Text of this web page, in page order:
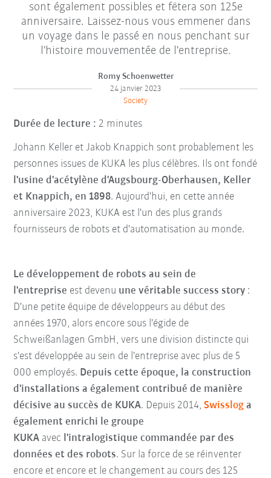
sont également possibles et fêtera son 125e
anniversaire. Laissez-nous vous emmener dans
un voyage dans le passé en nous penchant sur
l'histoire mouvementée de l'entreprise.
Romy Schoenwetter
24 janvier 2023
Society
Durée de lecture : 2 minutes
Johann Keller et Jakob Knappich sont probablement les
personnes issues de KUKA les plus célèbres. Ils ont fondé
l'usine d'acétylène d'Augsbourg-Oberhausen, Keller
et Knappich, en 1898. Aujourd'hui, en cette année
anniversaire 2023, KUKA est l'un des plus grands
fournisseurs de robots et d'automatisation au monde.
Le développement de robots au sein de
l'entreprise est devenu une véritable success story :
D'une petite équipe de développeurs au début des
années 1970, alors encore sous l'égide de
Schweißanlagen GmbH, vers une division distincte qui
s'est développée au sein de l'entreprise avec plus de 5
000 employés. Depuis cette époque, la construction
d'installations a également contribué de manière
décisive au succès de KUKA. Depuis 2014,Swisslog a
également enrichi le groupe
KUKA avec l'intralogistique commandée par des
données et des robots. Sur la force de se réinventer
encore et encore et le changement au cours des 125